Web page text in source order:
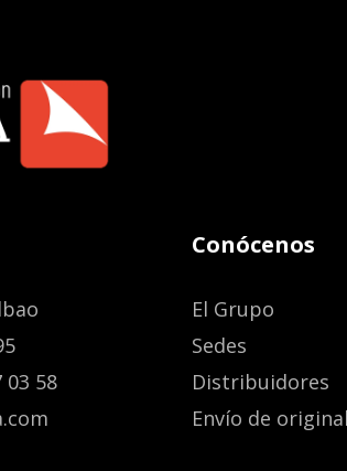
03 58
Conócenos
El Grupo
Sedes
Distribuidores
Envío de